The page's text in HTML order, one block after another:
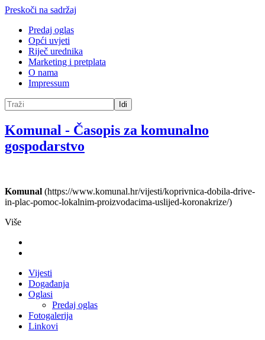
Preskoči na sadržaj
Predaj oglas
Opći uvjeti
Riječ urednika
Marketing i pretplata
O nama
Impressum
Idi
Komunal - Časopis za komunalno
gospodarstvo
Komunal (https://www.komunal.hr/vijesti/koprivnica-dobila-drive-
in-plac-pomoc-lokalnim-proizvodacima-uslijed-koronakrize/)
Više
Vijesti
Događanja
Oglasi
Predaj oglas
Fotogalerija
Linkovi